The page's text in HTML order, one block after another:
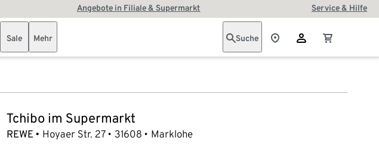
Angebote in Filiale & Supermarkt Service & Hilfe
Sale Mehr Suche
Tchibo im Supermarkt
REWE Hoyaer Str. 27 31608 Marklohe